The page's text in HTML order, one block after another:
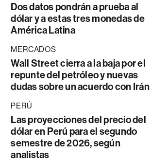
Dos datos pondrán a prueba al
dólar y a estas tres monedas de
América Latina
MERCADOS
Wall Street cierra a la baja por el
repunte del petróleo y nuevas
dudas sobre un acuerdo con Irán
PERÚ
Las proyecciones del precio del
dólar en Perú para el segundo
semestre de 2026, según
analistas